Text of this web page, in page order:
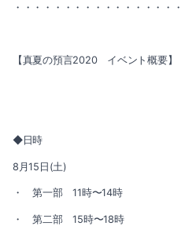
・・・・・・・・・・・・・・・・
【真夏の預言2020 イベント概要】
◆日時
8月15日(土)
・ 第一部 11時〜14時
・ 第二部 15時〜18時